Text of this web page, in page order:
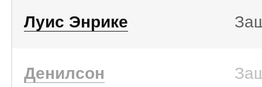
Луис Энрике
Денилсон